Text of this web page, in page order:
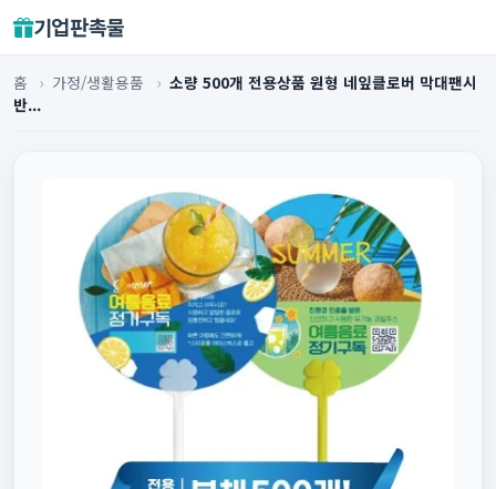
기업판촉물
홈 › 가정/생활용품 › 소량 500개 전용상품 원형 네잎클로버 막대팬시
반...